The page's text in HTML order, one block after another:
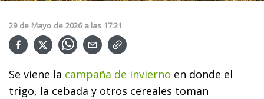
29 de Mayo de 2026 a las 17:21
Se viene la campaña de invierno en donde el
trigo, la cebada y otros cereales toman